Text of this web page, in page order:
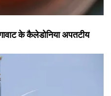
के कैलेडोनिया अपतटीय